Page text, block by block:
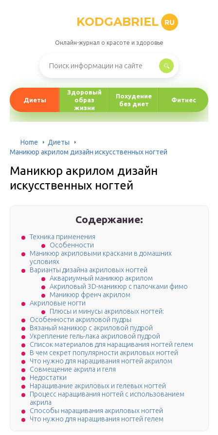
KODGABRIEL RU
Онлайн-журнал о красоте и здоровье
Диеты
Здоровый
образ
жизни
Похудение
без диет
Фитнес
Home
Диеты
Маникюр акрилом дизайн искусственных ногтей
Маникюр акрилом дизайн
искусственных ногтей
Содержание:
Техника применения
Особенности
Маникюр акриловыми красками в домашних
условиях
Варианты дизайна акриловых ногтей
Аквариумный маникюр акрилом
Акриловый 3D-маникюр с палочками фимо
Маникюр френч акрилом
Акриловые ногти
Плюсы и минусы акриловых ногтей:
Особенности акриловой пудры
Вязаный маникюр с акриловой пудрой
Укрепление гель-лака акриловой пудрой
Список материалов для наращивания ногтей гелем
В чем секрет популярности акриловых ногтей
Что нужно для наращивания ногтей акрилом
Совмещение акрила и геля
Недостатки
Наращивание акриловых и гелевых ногтей
Процесс наращивания ногтей с использованием
акрила
Способы наращивания акриловых ногтей
Что нужно для наращивания ногтей гелем